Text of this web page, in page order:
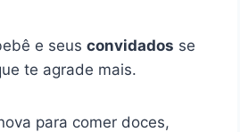
e seus convidados se
te agrade mais.
para comer doces,